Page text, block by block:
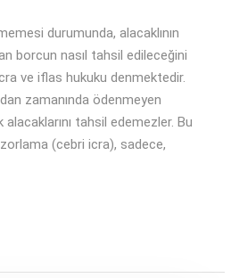
durumunda, alacaklının
borcun nasıl tahsil edileceğini
ve iflas hukuku denmektedir.
zamanında ödenmeyen
alacaklarını tahsil edemezler. Bu
(cebri icra), sadece,